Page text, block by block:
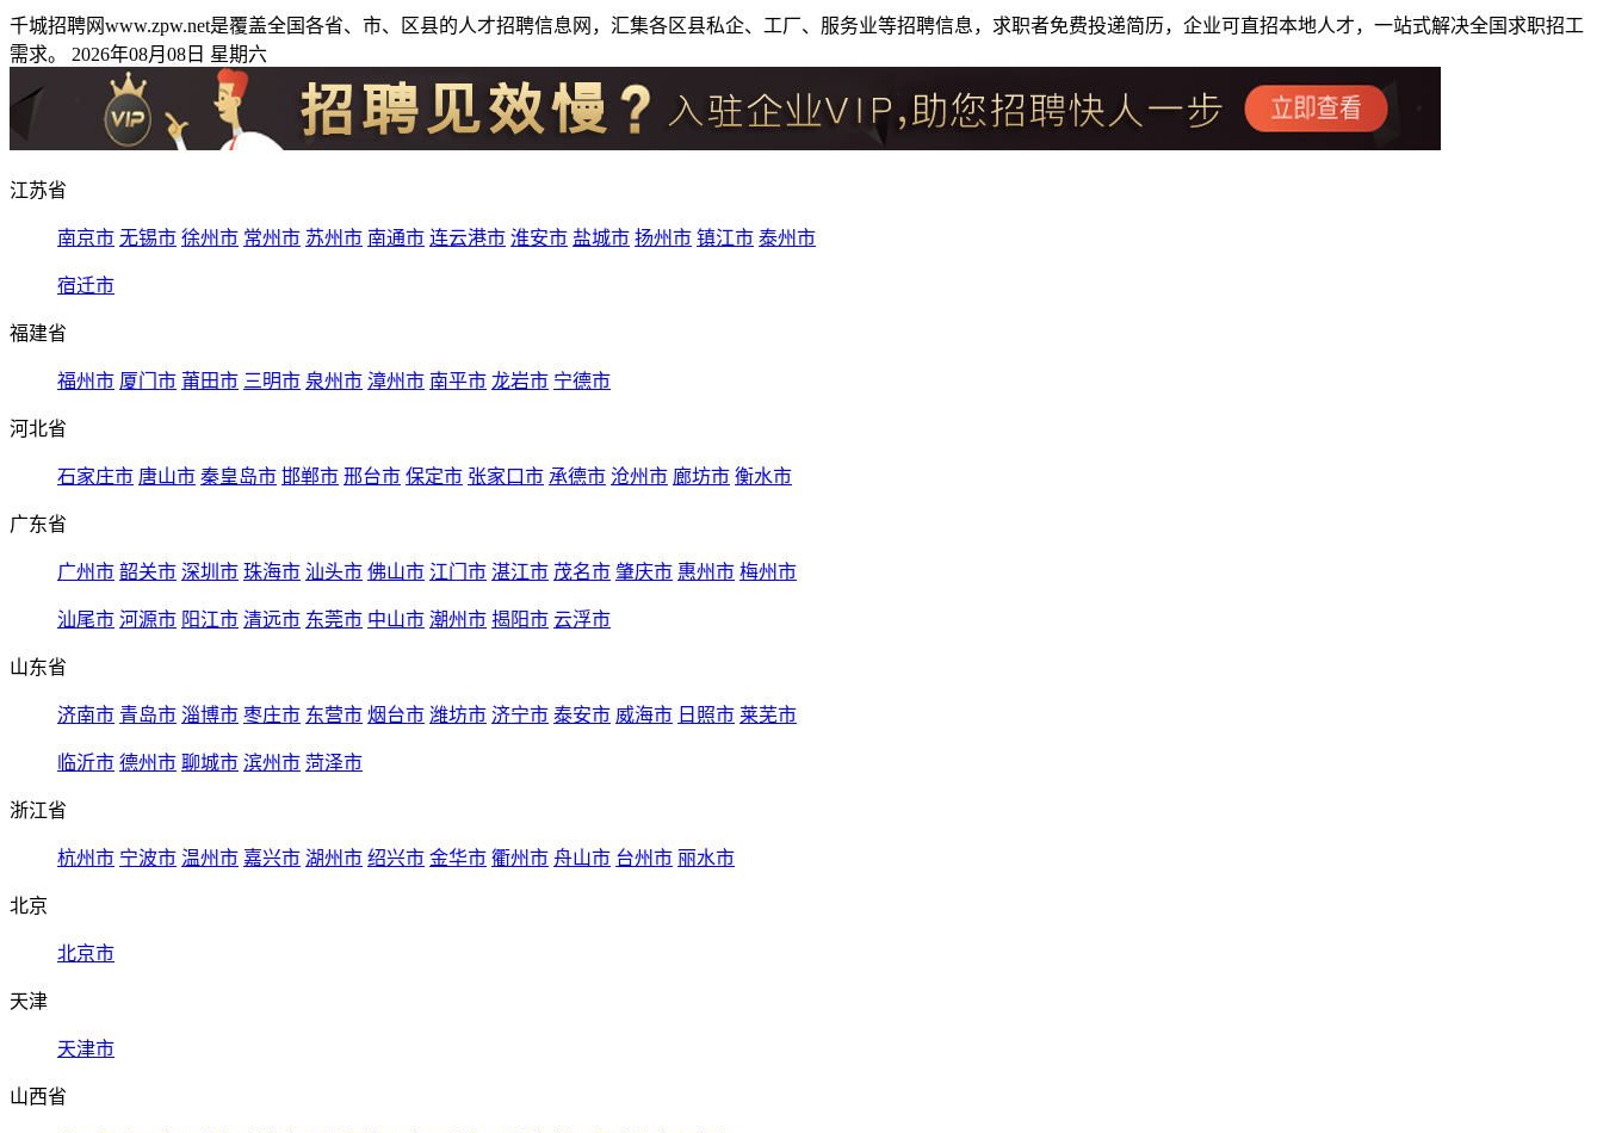
千城招聘网www.zpw.net是覆盖全国各省、市、区县的人才招聘信息网，汇集各区县私企、工厂、服务业等招聘信息，求职者免费投递简历，企业可直招本地人才，一站式解决全国求职招工
需求。 2026年08月08日 星期六
江苏省
南京市 无锡市 徐州市 常州市 苏州市 南通市 连云港市 淮安市 盐城市 扬州市 镇江市 泰州市
宿迁市
福建省
福州市 厦门市 莆田市 三明市 泉州市 漳州市 南平市 龙岩市 宁德市
河北省
石家庄市 唐山市 秦皇岛市 邯郸市 邢台市 保定市 张家口市 承德市 沧州市 廊坊市 衡水市
广东省
广州市 韶关市 深圳市 珠海市 汕头市 佛山市 江门市 湛江市 茂名市 肇庆市 惠州市 梅州市
汕尾市 河源市 阳江市 清远市 东莞市 中山市 潮州市 揭阳市 云浮市
山东省
济南市 青岛市 淄博市 枣庄市 东营市 烟台市 潍坊市 济宁市 泰安市 威海市 日照市 莱芜市
临沂市 德州市 聊城市 滨州市 菏泽市
浙江省
杭州市 宁波市 温州市 嘉兴市 湖州市 绍兴市 金华市 衢州市 舟山市 台州市 丽水市
北京
北京市
天津
天津市
山西省